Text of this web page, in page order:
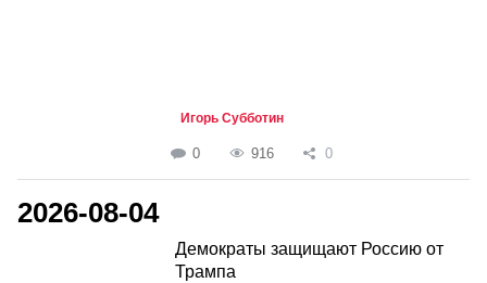
Игорь Субботин
0 916 0
2026-08-04
Демократы защищают Россию от
Трампа